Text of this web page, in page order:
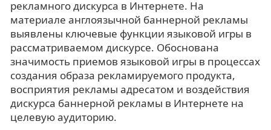
рекламного дискурса в Интернете. На
материале англоязычной баннерной рекламы
выявлены ключевые функции языковой игры в
рассматриваемом дискурсе. Обоснована
значимость приемов языковой игры в процессах
создания образа рекламируемого продукта,
восприятия рекламы адресатом и воздействия
дискурса баннерной рекламы в Интернете на
целевую аудиторию.